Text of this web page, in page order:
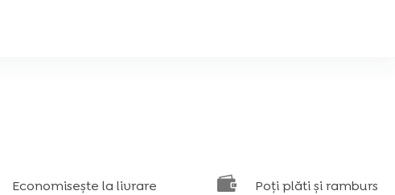
Economisește la livrare  Poți plăti și ramburs